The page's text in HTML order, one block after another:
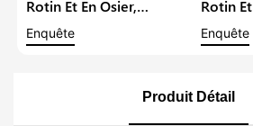
Rotin Et En Osier,
Avec Pouf,
Hôtel, Canapé De Patio3
Enquête
Rotin
Avec
Hôtel,
Enquête
Produit Détail